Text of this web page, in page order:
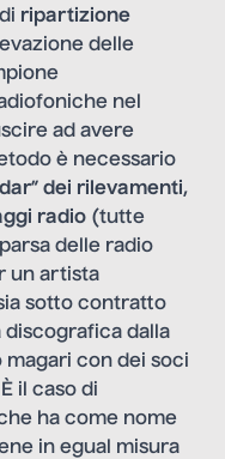
ripartizione
delle
nel
ad avere
è necessario
” dei rilevamenti,
radio (tutte
delle radio
un artista
sotto contratto
discografica dalla
magari con dei soci
il caso di
ha come nome
in egual misura